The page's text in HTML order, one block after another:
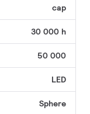
cap
30 000 h
50 000
LED
Sphere